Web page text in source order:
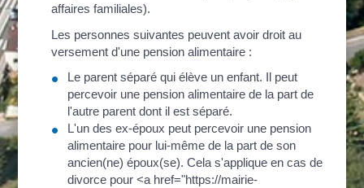
affaires familiales).
Les personnes suivantes peuvent avoir droit au
versement d'une pension alimentaire :
Le parent séparé qui élève un enfant. Il peut
percevoir une pension alimentaire de la part de
l'autre parent dont il est séparé.
L'un des ex-époux peut percevoir une pension
alimentaire pour lui-même de la part de son
ancien(ne) époux(se). Cela s'applique en cas de
divorce pour <a href="https://mairie-